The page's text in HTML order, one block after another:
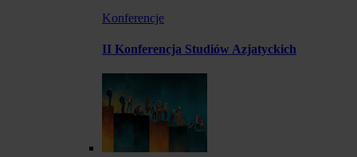
Konferencje
II Konferencja Studiów Azjatyckich